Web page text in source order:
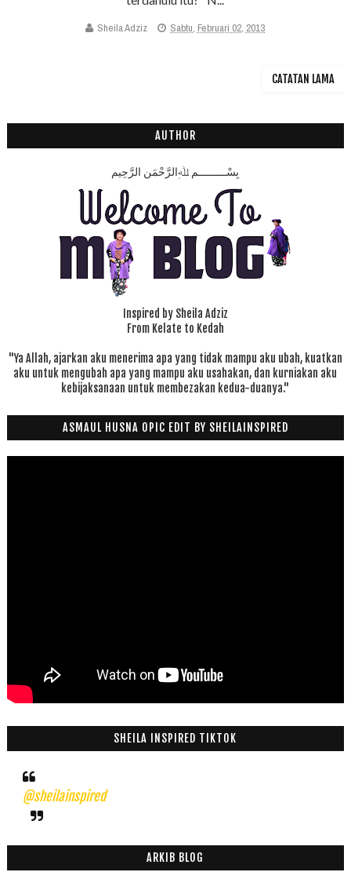
Sheila Adziz Sabtu, Februari 02, 2013
CATATAN LAMA
AUTHOR
بِسْـــــــــمِ ﷲِالرَّحْمَنِ الرَّحِيم
Inspired by Sheila Adziz
From Kelate to Kedah
"Ya Allah, ajarkan aku menerima apa yang tidak mampu aku ubah, kuatkan
aku untuk mengubah apa yang mampu aku usahakan, dan kurniakan aku
kebijaksanaan untuk membezakan kedua-duanya."
ASMAUL HUSNA OPIC EDIT BY SHEILAINSPIRED
SHEILA INSPIRED TIKTOK
@sheilainspired
ARKIB BLOG